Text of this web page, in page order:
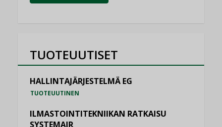
TUOTEUUTISET
HALLINTAJÄRJESTELMÄ EG
TUOTEUUTINEN
ILMASTOINTITEKNIIKAN RATKAISU
SYSTEMAIR